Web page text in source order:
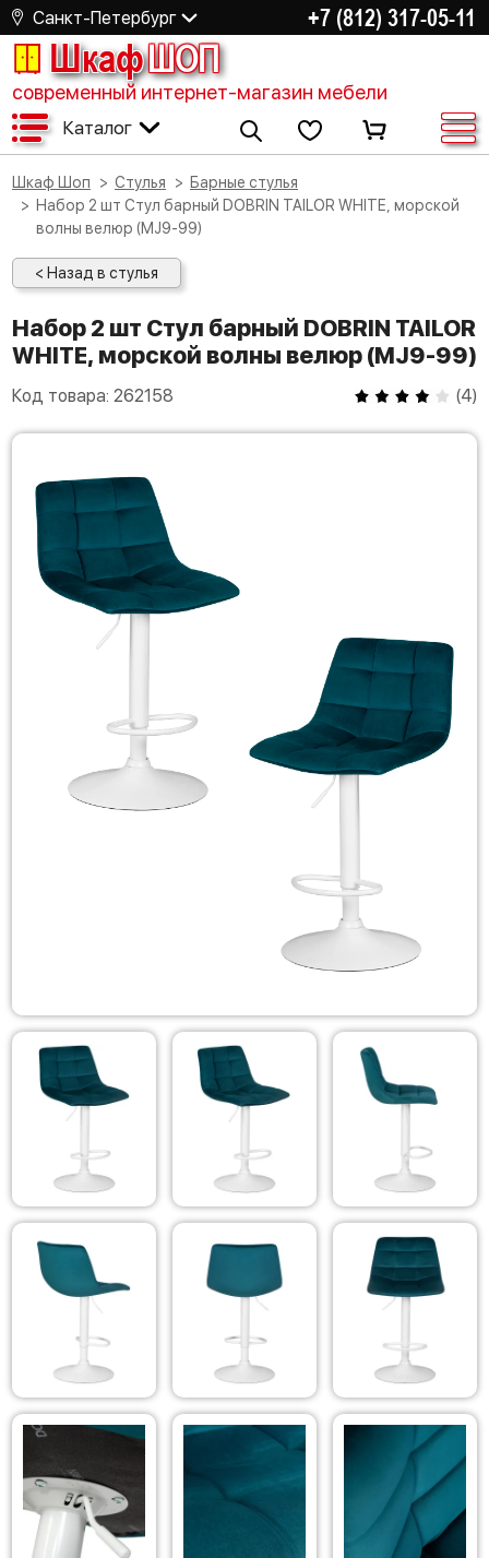
Санкт-Петербург +7 (812) 317-05-11
ШкафШОП
современный интернет-магазин мебели
Каталог
Шкаф Шоп Стулья
Барные стулья
Набор 2 шт Стул барный DOBRIN TAILOR WHITE, морской
волны велюр (MJ9-99)
< Назад в стулья
Набор 2 шт Стул барный DOBRIN TAILOR
WHITE, морской волны велюр (MJ9-99)
Код товара: 262158 (4)